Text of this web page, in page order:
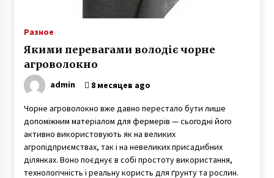
Разное
Якими перевагами володіє чорне
агроволокно
admin 8 месяцев ago
Чорне агроволокно вже давно перестало бути лише
допоміжним матеріалом для фермерів — сьогодні його
активно використовують як на великих
агропідприємствах, так і на невеликих присадибних
ділянках. Воно поєднує в собі простоту використання,
технологічність і реальну користь для ґрунту та рослин.